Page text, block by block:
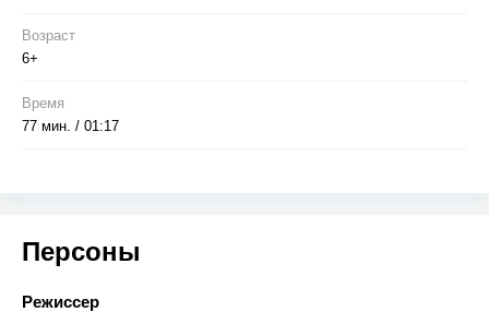
Возраст
6+
Время
77 мин. / 01:17
Персоны
Режиссер